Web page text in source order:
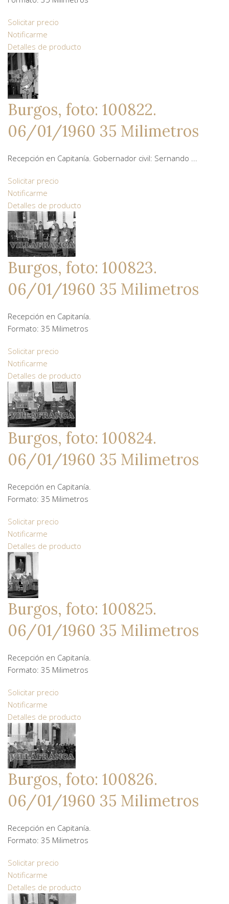
Solicitar precio
Notificarme
Detalles de producto
Burgos, foto: 100822.
06/01/1960 35 Milimetros
Recepción en Capitanía. Gobernador civil: Sernando ...
Solicitar precio
Notificarme
Detalles de producto
Burgos, foto: 100823.
06/01/1960 35 Milimetros
Recepción en Capitanía.
Formato: 35 Milimetros
Solicitar precio
Notificarme
Detalles de producto
Burgos, foto: 100824.
06/01/1960 35 Milimetros
Recepción en Capitanía.
Formato: 35 Milimetros
Solicitar precio
Notificarme
Detalles de producto
Burgos, foto: 100825.
06/01/1960 35 Milimetros
Recepción en Capitanía.
Formato: 35 Milimetros
Solicitar precio
Notificarme
Detalles de producto
Burgos, foto: 100826.
06/01/1960 35 Milimetros
Recepción en Capitanía.
Formato: 35 Milimetros
Solicitar precio
Notificarme
Detalles de producto